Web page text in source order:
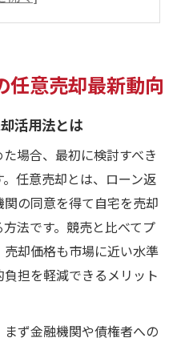
基本ポイント
前の注意ポイント解説
の任意売却判断基準
備と流れを徹底解説
き専門家選びの基準
意売却の関係を知る
りたい対策
前の任意売却対策案
任意売却最新動向
活用法とは
場合、最初に検討すべき
任意売却とは、ローン返
の同意を得て自宅を売却
法です。競売と比べてプ
却価格も市場に近い水準
担を軽減できるメリット
ず金融機関や債権者への